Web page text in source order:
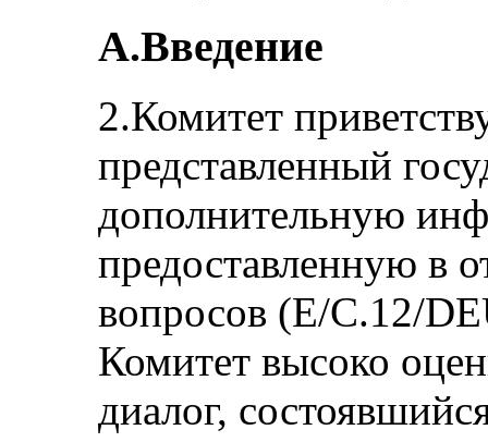
A.Введение
2.Комитет
представленный
дополнительную
предоставленную в
вопросов (E/C.12/
Комитет высоко
диалог,